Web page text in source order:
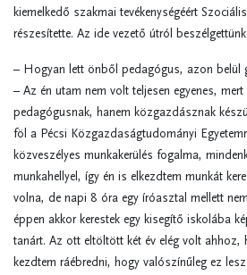
kiemelkedő szakmai tevékenységéért
részesítette. Az ide vezető útról
– Hogyan lett önből pedagógus, azon belül
– Az én utam nem volt teljesen egyenes,
pedagógusnak, hanem közgazdásznak
föl a Pécsi Közgazdaságtudományi
közveszélyes munkakerülés fogalma,
munkahellyel, így én is elkezdtem munkát
volna, de napi 8 óra egy íróasztal mellett
éppen akkor kerestek egy kisegítő iskolába
tanárt. Az ott eltöltött két év elég volt ahhoz,
kezdtem ráébredni, hogy valószínűleg ez